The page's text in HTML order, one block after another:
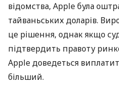
відомства, Apple була
тайваньських доларів.
це рішення, однак якщо
підтвердить правоту
Apple доведеться
більший.